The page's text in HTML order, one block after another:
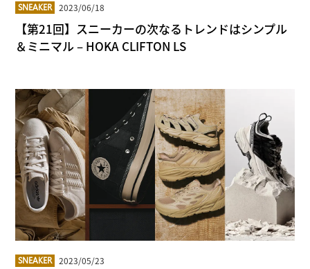
SNEAKER 2023/06/18
【第21回】スニーカーの次なるトレンドはシンプル
＆ミニマル – HOKA CLIFTON LS
SNEAKER 2023/05/23